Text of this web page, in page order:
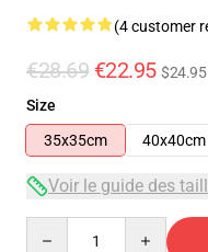
(4 customer
€28.69 €22.95 $24.95
Size
35x35cm
40x40cm
Voir le guide des